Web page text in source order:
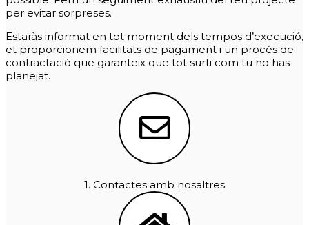
per evitar sorpreses.
Estaràs informat en tot moment dels tempos d’execució,
et proporcionem facilitats de pagament i un procès de
contractació que garanteix que tot surti com tu ho has
planejat.
1. Contactes amb nosaltres